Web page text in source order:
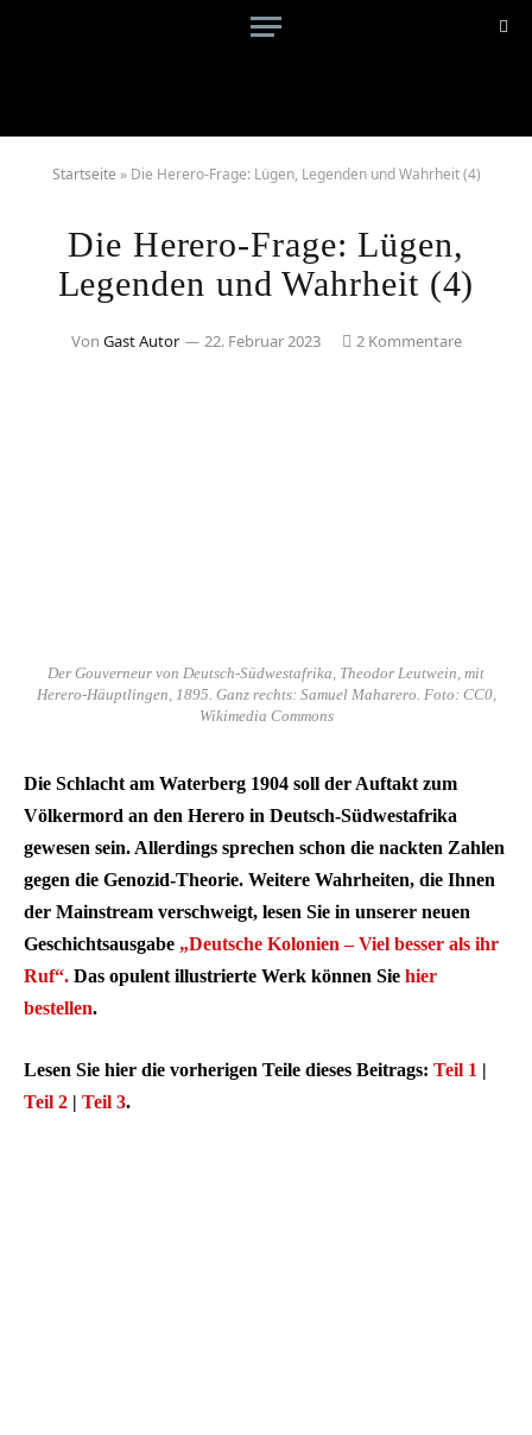
Startseite » Die Herero-Frage: Lügen, Legenden und Wahrheit (4)
Die Herero-Frage: Lügen,
Legenden und Wahrheit (4)
Von Gast Autor 22. Februar 2023 2 Kommentare
Der Gouverneur von Deutsch-Südwestafrika, Theodor Leutwein, mit
Herero-Häuptlingen, 1895. Ganz rechts: Samuel Maharero. Foto: CC0,
Wikimedia Commons
Die Schlacht am Waterberg 1904 soll der Auftakt zum
Völkermord an den Herero in Deutsch-Südwestafrika
gewesen sein. Allerdings sprechen schon die nackten Zahlen
gegen die Genozid-Theorie. Weitere Wahrheiten, die Ihnen
der Mainstream verschweigt, lesen Sie in unserer neuen
Geschichtsausgabe „Deutsche Kolonien – Viel besser als ihr
Ruf“. Das opulent illustrierte Werk können Sie hier
bestellen.
Lesen Sie hier die vorherigen Teile dieses Beitrags: Teil 1 |
Teil 2 | Teil 3.